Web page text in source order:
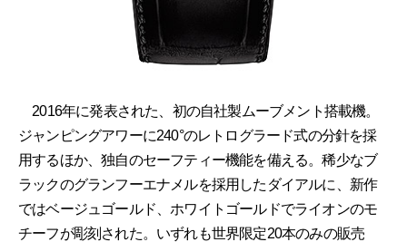
2016年に発表された、初の自社製ムーブメント搭載機。
ジャンピングアワーに240°のレトログラード式の分針を採
用するほか、独自のセーフティー機能を備える。稀少なブ
ラックのグランフーエナメルを採用したダイアルに、新作
ではベージュゴールド、ホワイトゴールドでライオンのモ
チーフが彫刻された。いずれも世界限定20本のみの販売